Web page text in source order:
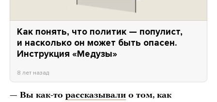
Как понять, что политик — популист,
и насколько он может быть опасен.
Инструкция «Медузы»
8 лет назад
— Вы как-то рассказывали о том, как